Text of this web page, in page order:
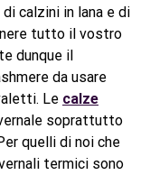
calzini in lana e di
tutto il vostro
dunque il
da usare
Le calze
soprattutto
quelli di noi che
termici sono